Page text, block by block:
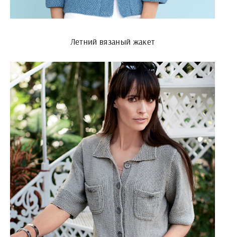
Летний вязаный жакет